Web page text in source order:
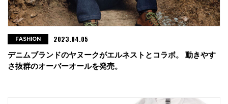
デニムブランドのヤヌークがエルネストとコラボ。 動きやす
さ抜群のオーバーオールを発売。
FASHION 2023.04.05